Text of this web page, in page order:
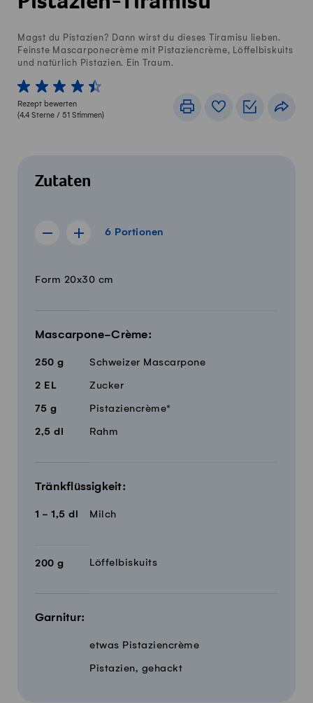
Magst du Pistazien? Dann wirst du dieses Tiramisu lieben.
Feinste Mascarponecrème mit Pistaziencrème, Löffelbiskuits
und natürlich Pistazien. Ein Traum.
1 von 5 Sterne
2 von 5 Sterne
3 von 5 Sterne
4 von 5 Sterne
5 von 5 Sterne
Rezept bewerten
(4.4 Sterne / 51 Stimmen)
DruckenRezeptbuch
Zutaten
6 Portionen
Rezept für 5 Portionen anzeigen
Rezept für 7 Portionen anzeigen
6 Portionen
MengeZutaten
Form 20x30 cm
Mascarpone-Crème:
250 g Schweizer Mascarpone
2 EL Zucker
75 g Pistaziencrème*
2,5 dl Rahm
Tränkflüssigkeit:
1 - 1,5 dl Milch
200 g Löffelbiskuits
Garnitur:
etwas Pistaziencrème
Pistazien, gehackt